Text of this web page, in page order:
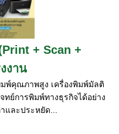
+ Scan +
งาน
พ์คุณภาพสูง เครื่องพิมพ์มัลติ
ทย์การพิมพ์ทางธุรกิจได้อย่าง
ละประหยัด...